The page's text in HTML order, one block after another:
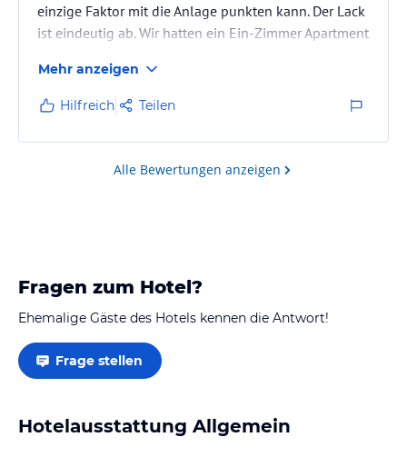
einzige Faktor mit die Anlage punkten kann. Der Lack
ist eindeutig ab. Wir hatten ein Ein-Zimmer Apartment
den Wänden, verrostete Heizkörper, lockere Türgriffe,
kaputter Klodeckel, uralte Küche etc.). Ein Kochen
war in der Küche nicht möglich, da sie zu klein war.
Auch waren keine Staumöglichkeiten vorhanden. Die
Qualität der (teilweise) renovierten Zwei-Zimmer
Mehr anzeigen
Hilfreich Teilen
Alle Bewertungen anzeigen
Fragen zum Hotel?
Ehemalige Gäste des Hotels kennen die Antwort!
Frage stellen
Hotelausstattung Allgemein